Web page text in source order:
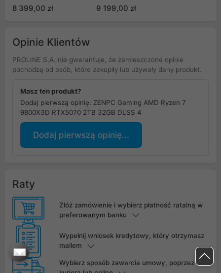
8 399,00 zł 9 199,00 zł
Opinie Klientów
PROLINE S.A. nie gwarantuje, że zamieszczone opinie
pochodzą od osób, które zakupiły lub używały dany produkt.
Masz ten produkt?
Dodaj pierwszą opinię: ZENPC Gaming AMD Ryzen 7
9800X3D RTX5070 2TB 32GB DLSS 4
Dodaj pierwszą opinię...
Raty
Złóż zamówienie i wybierz płatność ratalną w
preferowanym banku
Wypełnij wniosek kredytowy, który otrzymasz
mailem
Wybierz sposób zawarcia umowy, poprzez